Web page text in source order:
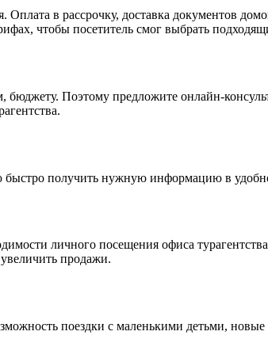
в рассрочку, доставка документов
чтобы посетитель смог выбрать
бюджету. Поэтому предложите онлайн-
быстро получить нужную информацию в
личного посещения офиса
продажи.
поездки с маленькими детьми,